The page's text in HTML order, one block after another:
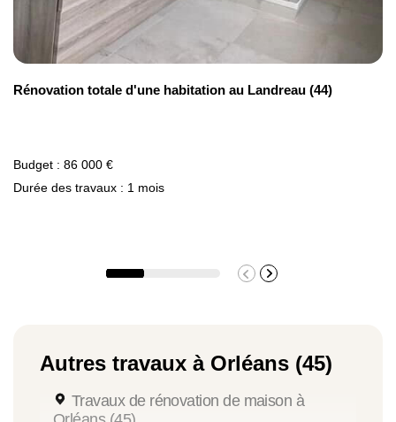
Rénovation totale d'une habitation au Landreau (44)
Budget : 86 000 €
Durée des travaux : 1 mois
Autres travaux à Orléans (45)
Travaux de rénovation de maison à